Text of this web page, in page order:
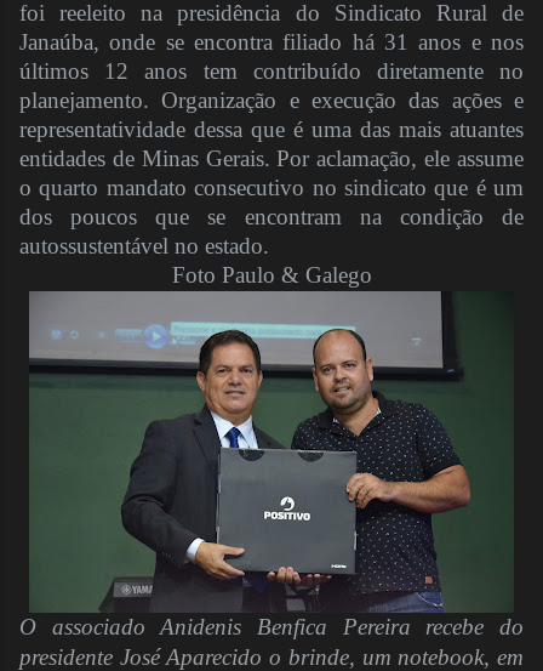
foi reeleito na presidência do Sindicato Rural de
Janaúba, onde se encontra filiado há 31 anos e nos
últimos 12 anos tem contribuído diretamente no
planejamento. Organização e execução das ações e
representatividade dessa que é uma das mais atuantes
entidades de Minas Gerais. Por aclamação, ele assume
o quarto mandato consecutivo no sindicato que é um
dos poucos que se encontram na condição de
autossustentável no estado.
Foto Paulo & Galego
O associado Anidenis Benfica Pereira recebe do
presidente José Aparecido o brinde, um notebook, em